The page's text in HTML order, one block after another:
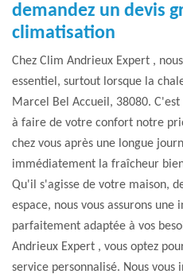
demandez un devis
climatisation
Chez Clim Andrieux Expert ,
essentiel, surtout lorsque la
Marcel Bel Accueil, 38080.
à faire de votre confort notre
chez vous après une longue
immédiatement la fraîcheur
Qu'il s'agisse de votre maison,
espace, nous vous assurons
parfaitement adaptée à vos
Andrieux Expert , vous optez
service personnalisé. Nous